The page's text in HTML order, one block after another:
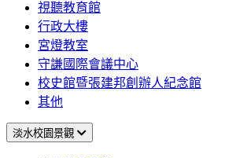
視聽教育館
行政大樓
宮燈教室
守謙國際會議中心
校史館暨張建邦創辦人紀念館
其他
淡水校園景觀